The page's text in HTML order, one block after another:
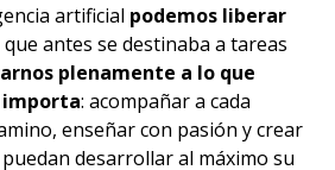
artificial podemos liberar
que antes se destinaba a tareas
plenamente a lo que
: acompañar a cada
enseñar con pasión y crear
desarrollar al máximo su